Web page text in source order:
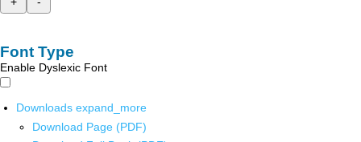
Font Type
Enable Dyslexic Font
Downloads expand_more
Download Page (PDF)